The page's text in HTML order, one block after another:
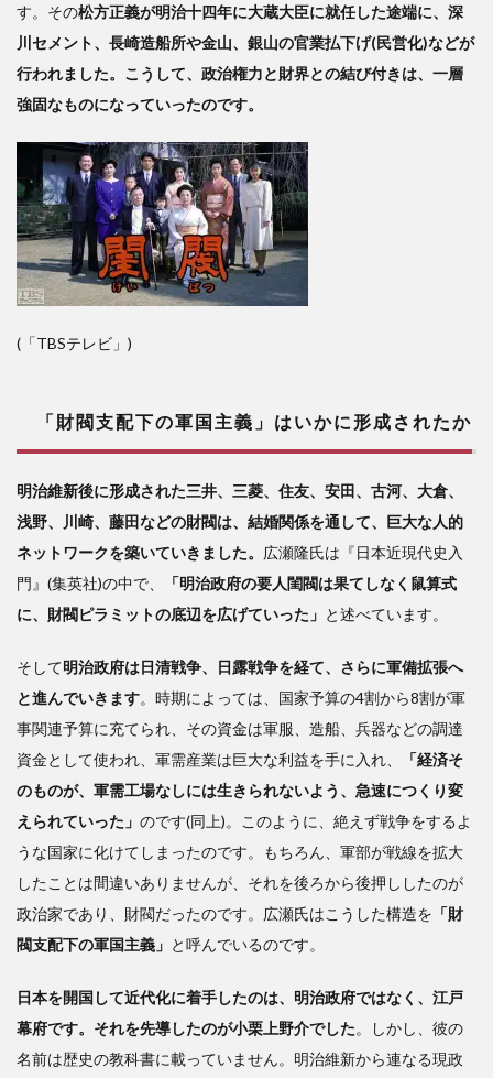
す。その松方正義が明治十四年に大蔵大臣に就任した途端に、深
川セメント、長崎造船所や金山、銀山の官業払下げ(民営化)などが
行われました。こうして、政治権力と財界との結び付きは、一層
強固なものになっていったのです。
(「TBSテレビ」)
「財閥支配下の軍国主義」はいかに形成されたか
明治維新後に形成された三井、三菱、住友、安田、古河、大倉、
浅野、川崎、藤田などの財閥は、結婚関係を通して、巨大な人的
ネットワークを築いていきました。 広瀬隆氏は『日本近現代史入
門』(集英社)の中で、
「明治政府の要人閨閥は果てしなく鼠算式
に、財閥ピラミットの底辺を広げていった」 と述べています。
そして明治政府は日清戦争、日露戦争を経て、さらに軍備拡張へ
と進んでいきます。時期によっては、国家予算の4割から8割が軍
事関連予算に充てられ、その資金は軍服、造船、兵器などの調達
資金として使われ、軍需産業は巨大な利益を手に入れ、
「経済そ
のものが、軍需工場なしには生きられないよう、急速につくり変
えられていった」 のです(同上)。このように、絶えず戦争をするよ
うな国家に化けてしまったのです。もちろん、軍部が戦線を拡大
したことは間違いありませんが、それを後ろから後押ししたのが
政治家であり、財閥だったのです。広瀬氏はこうした構造を 「財
閥支配下の軍国主義」 と呼んでいるのです。
日本を開国して近代化に着手したのは、明治政府ではなく、江戸
幕府です。それを先導したのが小栗上野介でした。しかし、彼の
名前は歴史の教科書に載っていません。明治維新から連なる現政